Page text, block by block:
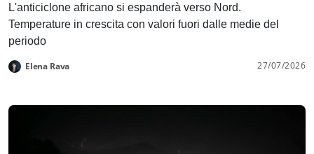
L'anticiclone africano si espanderà verso Nord.
Temperature in crescita con valori fuori dalle medie del
periodo
Elena Rava 27/07/2026